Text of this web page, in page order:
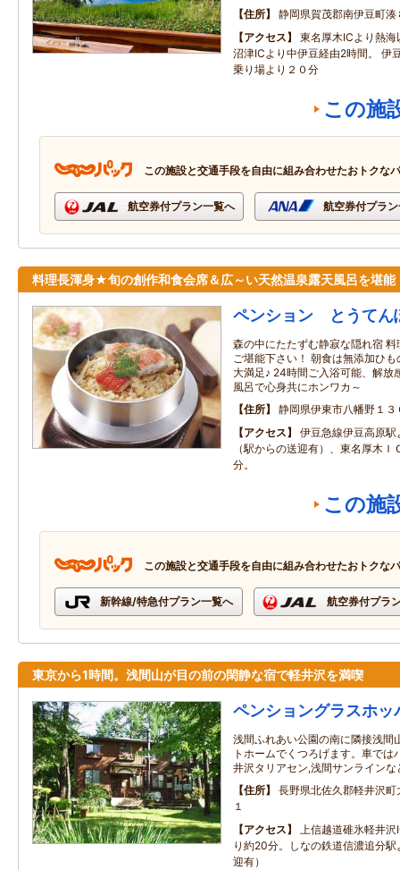
住所
静岡県賀茂郡南伊豆町湊
アクセス
東名厚木ICより熱
沼津ICより中伊豆経由2時間。 伊
乗り場より２０分
この施
この施設と交通手段を自由に組み合わせたおトクな
航空券付プラン一覧へ 航空券付プラ
料理長渾身★旬の創作和食会席＆広～い天然温泉露天風呂を堪能
ペンション とうてん
森の中にたたずむ静寂な隠れ宿
ご堪能下さい！ 朝食は無添加ひ
大満足♪ 24時間ご入浴可能、解放
風呂で心身共にホンワカ～
住所
静岡県伊東市八幡野１３
アクセス
伊豆急線伊豆高原
（駅からの送迎有）、東名厚木Ｉ
分。
この施
この施設と交通手段を自由に組み合わせたおトクな
新幹線/特急付プラン一覧へ 航空券付プラ
東京から1時間。浅間山が目の前の閑静な宿で軽井沢を満喫
ペンショングラスホッ
浅間ふれあい公園の南に隣接浅間
トホームでくつろげます。車で
井沢タリアセン,浅間サンライン
住所
長野県北佐久郡軽井沢
１
アクセス
上信越道碓氷軽井
り約20分。しなの鉄道信濃追分
迎有）